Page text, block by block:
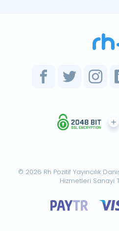
© 2026 Rh Pozitif Yayıncılık
Hizmetleri Sanayi